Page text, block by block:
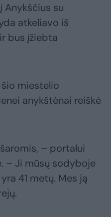
Anykščius su
atkeliavo iš
bus įžiebta
miestelio
anykštėnai reiškė
– portalui
– Ji mūsų sodyboje
41 metų. Mes ją